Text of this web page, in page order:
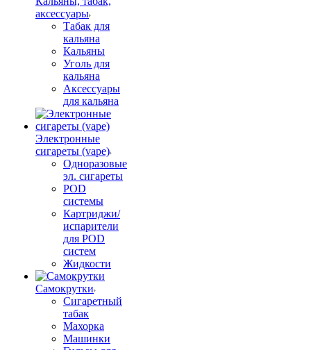
аксессуары
Табак для
кальяна
Кальяны
Уголь для
кальяна
Аксессуары
для кальяна
Электронные
сигареты (vape)
Одноразовые
эл. сигареты
POD
системы
Картриджи/
испарители
для POD
систем
Жидкости
Самокрутки
Сигаретный
табак
Махорка
Машинки